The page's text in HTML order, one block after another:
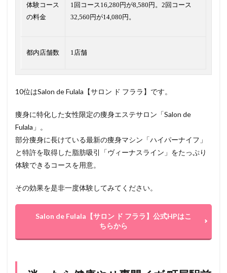
体験コース
の料金
1回コース16,280円が8,580円。2回コース
32,560円が14,080円。
都内店舗数 1店舗
10位はSalon de Fulala【サロン ド フララ】です。
痩身に特化した女性限定の痩身エステサロン「Salon de
Fulala」。
部分痩身に長けている最新の痩身マシン「ハイパーナイフ」
と特許を取得した脂肪吸引「ヴィーナスライン」をたっぷり
体験できるコースを用意。
その効果を是非一度体験してみてください。
Salon de Fulala【サロン ド フララ】公式HPはこ
ちらから